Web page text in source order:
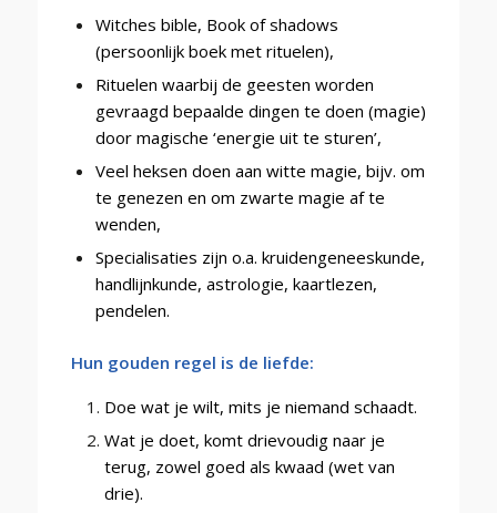
Witches bible, Book of shadows
(persoonlijk boek met rituelen),
Rituelen waarbij de geesten worden
gevraagd bepaalde dingen te doen (magie)
door magische ‘energie uit te sturen’,
Veel heksen doen aan witte magie, bijv. om
te genezen en om zwarte magie af te
wenden,
Specialisaties zijn o.a. kruidengeneeskunde,
handlijnkunde, astrologie, kaartlezen,
pendelen.
Hun gouden regel is de liefde:
Doe wat je wilt, mits je niemand schaadt.
Wat je doet, komt drievoudig naar je
terug, zowel goed als kwaad (wet van
drie).